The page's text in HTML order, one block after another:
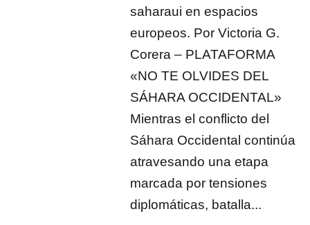
saharaui en espacios
europeos. Por Victoria G.
Corera – PLATAFORMA
«NO TE OLVIDES DEL
SÁHARA OCCIDENTAL»
Mientras el conflicto del
Sáhara Occidental continúa
atravesando una etapa
marcada por tensiones
diplomáticas, batalla...